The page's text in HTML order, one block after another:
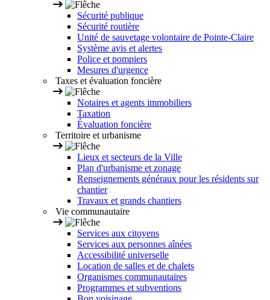
Sécurité publique
Sécurité routière
Unité de sauvetage volontaire de Pointe-Claire
Système avis et alertes
Police et pompiers
Mesures d'urgence
Taxes et évaluation foncière
Notaires et agents immobiliers
Taxation
Évaluation foncière
Territoire et urbanisme
Lieux et secteurs de la Ville
Plan d'urbanisme et zonage
Renseignements généraux pour les résidents sur
chantier
Travaux et grands chantiers
Vie communautaire
Services aux citoyens
Services aux personnes aînées
Accessibilité universelle
Location de salles et de chalets
Organismes communautaires
Programmes et subventions